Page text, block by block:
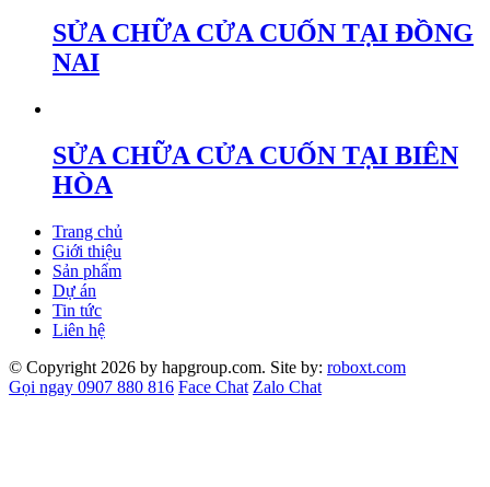
SỬA CHỮA CỬA CUỐN TẠI ĐỒNG
NAI
SỬA CHỮA CỬA CUỐN TẠI BIÊN
HÒA
Trang chủ
Giới thiệu
Sản phẩm
Dự án
Tin tức
Liên hệ
© Copyright 2026 by hapgroup.com. Site by: roboxt.com
Gọi ngay 0907 880 816 Face Chat Zalo Chat